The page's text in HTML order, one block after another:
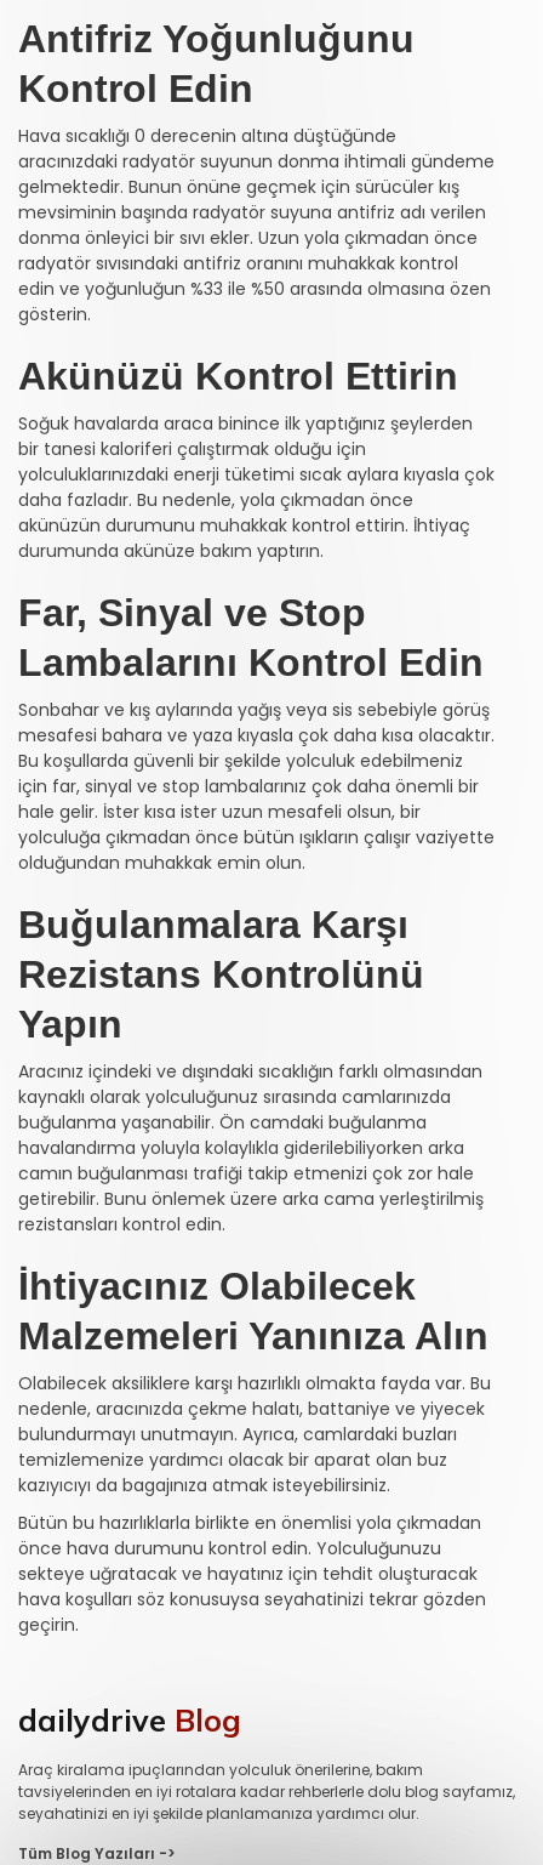
Antifriz Yoğunluğunu
Kontrol Edin
Hava sıcaklığı 0 derecenin altına düştüğünde
aracınızdaki radyatör suyunun donma ihtimali gündeme
gelmektedir. Bunun önüne geçmek için sürücüler kış
mevsiminin başında radyatör suyuna antifriz adı verilen
donma önleyici bir sıvı ekler. Uzun yola çıkmadan önce
radyatör sıvısındaki antifriz oranını muhakkak kontrol
edin ve yoğunluğun %33 ile %50 arasında olmasına özen
gösterin.
Akünüzü Kontrol Ettirin
Soğuk havalarda araca binince ilk yaptığınız şeylerden
bir tanesi kaloriferi çalıştırmak olduğu için
yolculuklarınızdaki enerji tüketimi sıcak aylara kıyasla çok
daha fazladır. Bu nedenle, yola çıkmadan önce
akünüzün durumunu muhakkak kontrol ettirin. İhtiyaç
durumunda akünüze bakım yaptırın.
Far, Sinyal ve Stop
Lambalarını Kontrol Edin
Sonbahar ve kış aylarında yağış veya sis sebebiyle görüş
mesafesi bahara ve yaza kıyasla çok daha kısa olacaktır.
Bu koşullarda güvenli bir şekilde yolculuk edebilmeniz
için far, sinyal ve stop lambalarınız çok daha önemli bir
hale gelir. İster kısa ister uzun mesafeli olsun, bir
yolculuğa çıkmadan önce bütün ışıkların çalışır vaziyette
olduğundan muhakkak emin olun.
Buğulanmalara Karşı
Rezistans Kontrolünü
Yapın
Aracınız içindeki ve dışındaki sıcaklığın farklı olmasından
kaynaklı olarak yolculuğunuz sırasında camlarınızda
buğulanma yaşanabilir. Ön camdaki buğulanma
havalandırma yoluyla kolaylıkla giderilebiliyorken arka
camın buğulanması trafiği takip etmenizi çok zor hale
getirebilir. Bunu önlemek üzere arka cama yerleştirilmiş
rezistansları kontrol edin.
İhtiyacınız Olabilecek
Malzemeleri Yanınıza Alın
Olabilecek aksiliklere karşı hazırlıklı olmakta fayda var. Bu
nedenle, aracınızda çekme halatı, battaniye ve yiyecek
bulundurmayı unutmayın. Ayrıca, camlardaki buzları
temizlemenize yardımcı olacak bir aparat olan buz
kazıyıcıyı da bagajınıza atmak isteyebilirsiniz.
Bütün bu hazırlıklarla birlikte en önemlisi yola çıkmadan
önce hava durumunu kontrol edin. Yolculuğunuzu
sekteye uğratacak ve hayatınız için tehdit oluşturacak
hava koşulları söz konusuysa seyahatinizi tekrar gözden
geçirin.
dailydrive Blog
Araç kiralama ipuçlarından yolculuk önerilerine, bakım
tavsiyelerinden en iyi rotalara kadar rehberlerle dolu blog sayfamız,
seyahatinizi en iyi şekilde planlamanıza yardımcı olur.
Tüm Blog Yazıları ->